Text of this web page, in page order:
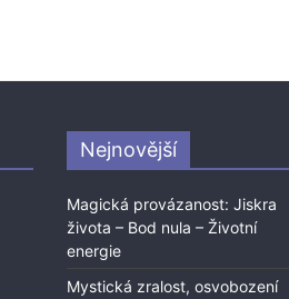
Nejnovější
Magická provázanost: Jiskra
života – Bod nula – Životní
energie
Mystická zralost, osvobození